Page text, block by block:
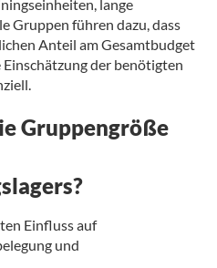
lange
Gruppen führen dazu, dass
Anteil am Gesamtbudget
Einschätzung der benötigten
Gruppengröße
Einfluss auf
und